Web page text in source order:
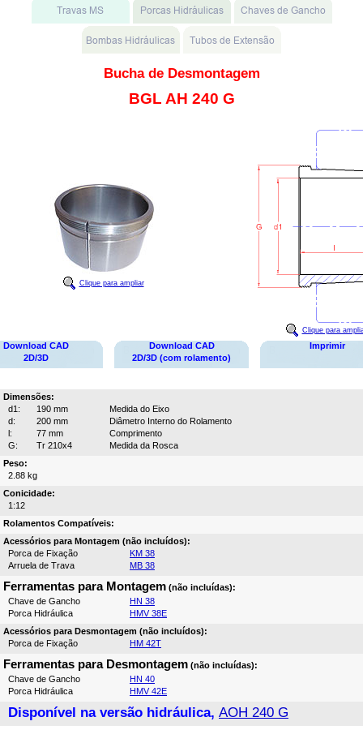
Bucha de Desmontagem
BGL AH 240 G
Clique para ampliar
Clique para
Download CAD
2D/3D
Download CAD
2D/3D (com rolamento)
Imprimir
Dimensões:
d1:
190 mm
Medida do Eixo
d:
200 mm
Diâmetro Interno do Rolamento
l:
77 mm
Comprimento
G:
Tr 210x4
Medida da Rosca
Peso:
2.88 kg
Conicidade:
1:12
Rolamentos Compatíveis:
Acessórios para Montagem (não incluídos):
Porca de Fixação
KM 38
Arruela de Trava
MB 38
Ferramentas para Montagem (não incluídas):
Chave de Gancho
HN 38
Porca Hidráulica
HMV 38E
Acessórios para Desmontagem (não incluídos):
Porca de Fixação
HM 42T
Ferramentas para Desmontagem (não incluídas):
Chave de Gancho
HN 40
Porca Hidráulica
HMV 42E
Disponível na versão hidráulica, AOH 240 G